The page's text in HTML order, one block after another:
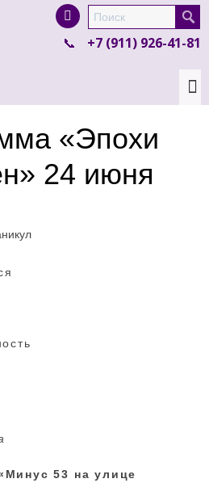
product in a size size .
colour items.
+7 (911) 926-41-81
«Эпохи
24 июня
53 на улице